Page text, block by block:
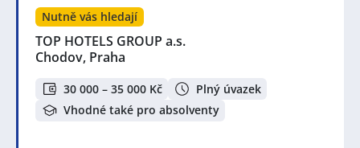
Nutně vás hledají
TOP HOTELS GROUP a.s.
Chodov, Praha
30 000 – 35 000 Kč
Plný úvazek
Vhodné také pro absolventy